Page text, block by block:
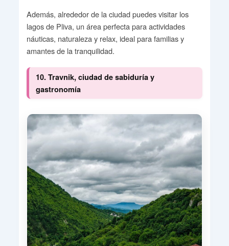
Además, alrededor de la ciudad puedes visitar los
lagos de Pliva, un área perfecta para actividades
náuticas, naturaleza y relax, ideal para familias y
amantes de la tranquilidad.
10. Travnik, ciudad de sabiduría y
gastronomía